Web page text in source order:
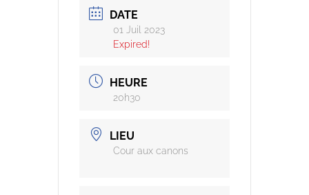
DATE
01 Juil 2023
Expired!
HEURE
20h30
LIEU
Cour aux canons